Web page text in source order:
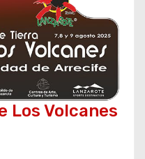
Los Volcanes